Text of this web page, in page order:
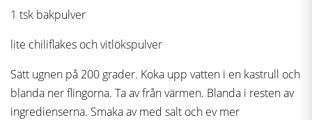
1 tsk bakpulver
lite chiliflakes och vitlökspulver
Sätt ugnen på 200 grader. Koka upp vatten i en kastrull och
blanda ner flingorna. Ta av från värmen. Blanda i resten av
ingredienserna. Smaka av med salt och ev mer